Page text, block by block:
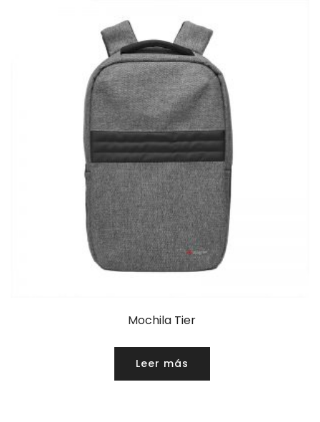
Mochila Tier
Leer más